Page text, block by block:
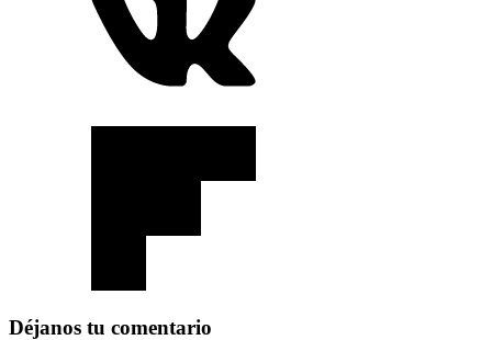
Déjanos tu comentario